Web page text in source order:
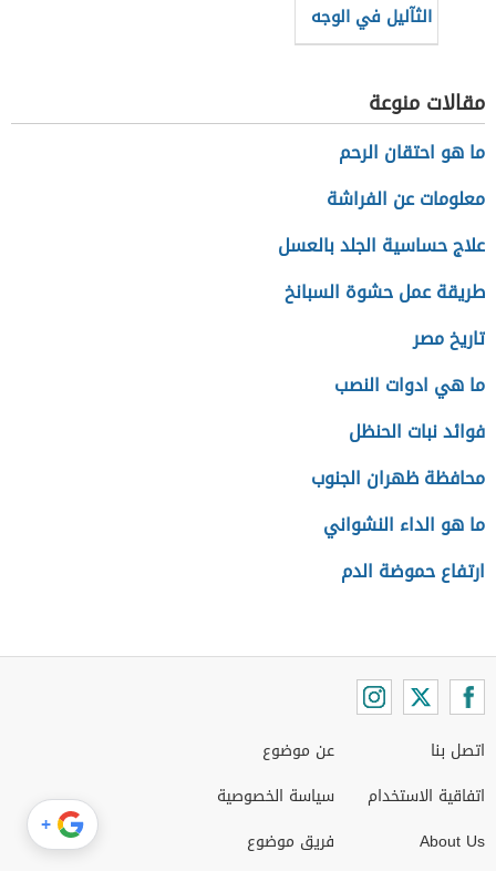
الثآليل في الوجه
مقالات منوعة
ما هو احتقان الرحم
معلومات عن الفراشة
علاج حساسية الجلد بالعسل
طريقة عمل حشوة السبانخ
تاريخ مصر
ما هي ادوات النصب
فوائد نبات الحنظل
محافظة ظهران الجنوب
ما هو الداء النشواني
ارتفاع حموضة الدم
اتصل بنا
اتفاقية الاستخدام
About Us
عن موضوع
سياسة الخصوصية
فريق موضوع
+